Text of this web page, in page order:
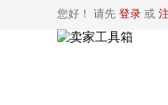
您好！ 请先 登录 或